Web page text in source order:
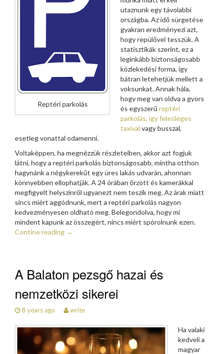
Reptéri parkolás
utaznunk egy távolabbi
országba. Az idő sürgetése
gyakran eredményezi azt,
hogy repülővel tesszük. A
statisztikák szerint, ez a
leginkább biztonságosabb
közlekedési forma, így
bátran letehetjük mellett a
voksunkat. Annak hála,
hogy meg van oldva a gyors
és egyszerű reptéri
parkolás, így felesleges
taxival vagy busszal,
esetleg vonattal odamenni.
Voltaképpen, ha megnézzük részleteiben, akkor azt fogjuk
látni, hogy a reptéri parkolás biztonságosabb, mintha otthon
hagynánk a négykerekűt egy üres lakás udvarán, ahonnan
könnyebben ellophatják. A 24 órában őrzött és kamerákkal
megfigyelt helyszínről ugyanezt nem teszik meg. Az árak miatt
sincs miért aggódnunk, mert a reptéri parkolás nagyon
kedvezményesen oldható meg. Belegondolva, hogy mi
mindent kapunk az összegért, nincs miért spórolnunk ezen.
Contine reading →
A Balaton pezsgő hazai és
nemzetközi sikerei
8 years ago write
Ha valaki
kedveli a
magyar